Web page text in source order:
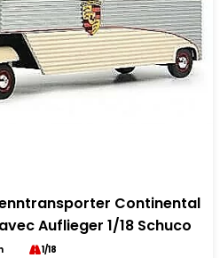
Continental
Auflieger 1/18 Schuco
1/18